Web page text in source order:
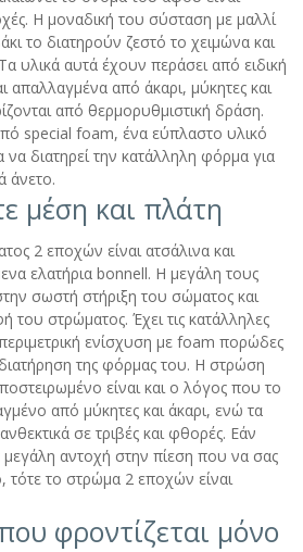
Η μοναδική του σύσταση με μαλλί
το διατηρούν ζεστό το χειμώνα και
υλικά αυτά έχουν περάσει από ειδική
απαλλαγμένα από άκαρι, μύκητες και
από θερμορυθμιστική δράση.
special foam, ένα εύπλαστο υλικό
διατηρεί την κατάλληλη φόρμα για
άνετο.
μέση και πλάτη
2 εποχών είναι ατσάλινα και
ελατήρια bonnell. Η μεγάλη τους
σωστή στήριξη του σώματος και
του στρώματος. Έχει τις κατάλληλες
ενίσχυση με foam πορώδες
της φόρμας του. Η στρώση
είναι και ο λόγος που το
από μύκητες και άκαρι, ενώ τα
σε τριβές και φθορές. Εάν
αντοχή στην πίεση που να σας
τότε το στρώμα 2 εποχών είναι
φροντίζεται μόνο